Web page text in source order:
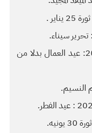
الخميس 30 أبريل 2020: عيد العمال بدلا من